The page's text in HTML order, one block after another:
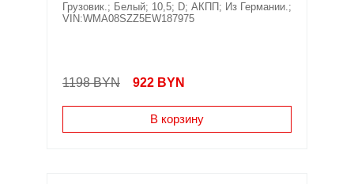
Грузовик.; Белый; 10,5; D; АКПП; Из Германии.;
VIN:WMA08SZZ5EW187975
1198 BYN 922 BYN
В корзину